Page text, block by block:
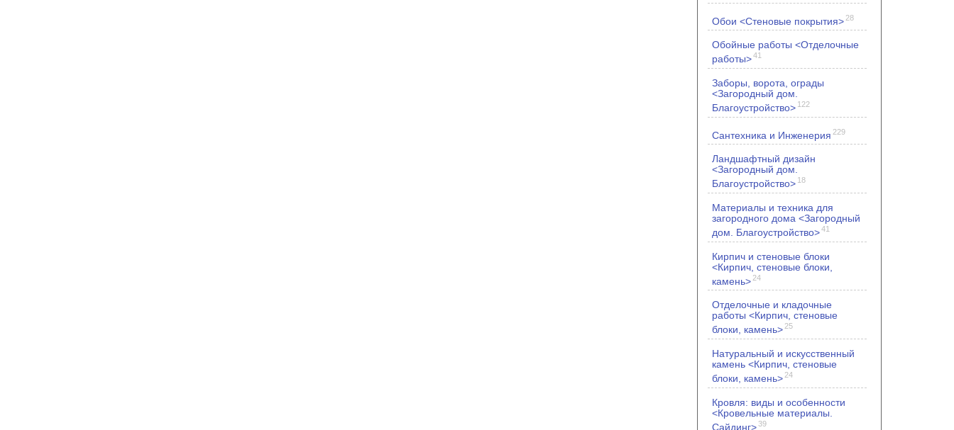
Обои <Стеновые покрытия> 28
Обойные работы <Отделочные
работы>41
Заборы, ворота, ограды
<Загородный дом.
Благоустройство> 122
Сантехника и Инженерия 229
Ландшафтный дизайн
<Загородный дом.
Благоустройство> 18
Материалы и техника для
загородного дома <Загородный
дом. Благоустройство>41
Кирпич и стеновые блоки
<Кирпич, стеновые блоки,
камень> 24
Отделочные и кладочные
работы <Кирпич, стеновые
блоки, камень> 25
Натуральный и искусственный
камень <Кирпич, стеновые
блоки, камень> 24
Кровля: виды и особенности
<Кровельные материалы.
Сайдинг>39